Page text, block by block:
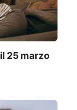
25 marzo